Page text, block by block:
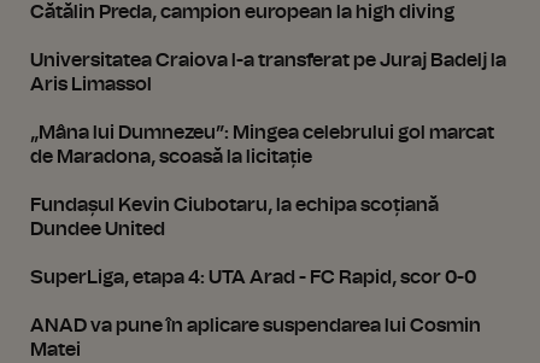
Cătălin Preda, campion european la high diving
Universitatea Craiova l-a transferat pe Juraj Badelj la
Aris Limassol
„Mâna lui Dumnezeu”: Mingea celebrului gol marcat
de Maradona, scoasă la licitație
Fundașul Kevin Ciubotaru, la echipa scoțiană
Dundee United
SuperLiga, etapa 4: UTA Arad - FC Rapid, scor 0-0
ANAD va pune în aplicare suspendarea lui Cosmin
Matei